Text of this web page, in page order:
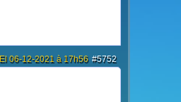
#5752
El 06-12-2021 à 17h56